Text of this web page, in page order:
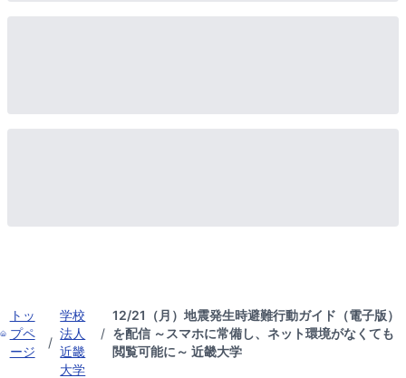
トッ
プペ
ージ
/
学校
法人
近畿
大学
/
12/21（月）地震発生時避難行動ガイド（電子版）
を配信 ～スマホに常備し、ネット環境がなくても
閲覧可能に～ 近畿大学